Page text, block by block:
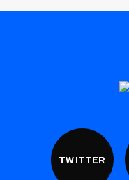
TWITTER